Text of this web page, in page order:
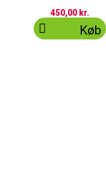
450,00 kr.
 Køb